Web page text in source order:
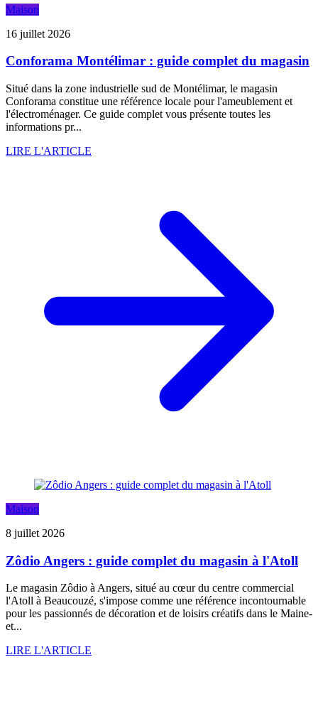
Maison
16 juillet 2026
Conforama Montélimar : guide complet du magasin
Situé dans la zone industrielle sud de Montélimar, le magasin
Conforama constitue une référence locale pour l'ameublement et
l'électroménager. Ce guide complet vous présente toutes les
informations pr...
LIRE L'ARTICLE
Maison
8 juillet 2026
Zôdio Angers : guide complet du magasin à l'Atoll
Le magasin Zôdio à Angers, situé au cœur du centre commercial
l'Atoll à Beaucouzé, s'impose comme une référence incontournable
pour les passionnés de décoration et de loisirs créatifs dans le Maine-
et...
LIRE L'ARTICLE